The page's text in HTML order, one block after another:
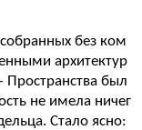
без ком
архитектур
был
не имела ничег
Стало ясно: